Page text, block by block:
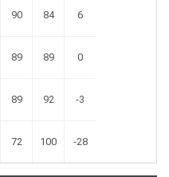
90 84 6
89 89 0
89 92 -3
72 100 -28